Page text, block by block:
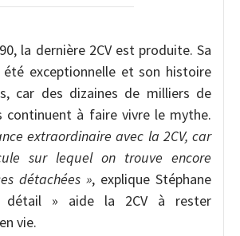
la dernière 2CV est produite. Sa
exceptionnelle et son histoire
car des dizaines de milliers de
continuent à faire vivre le mythe.
extraordinaire avec la 2CV, car
sur lequel on trouve encore
détachées », explique Stéphane
détail » aide la 2CV à rester
vie.